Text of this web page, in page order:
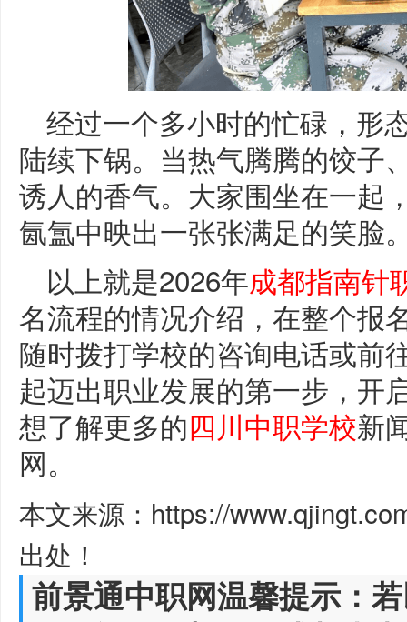
经过一个多小时的忙碌，形
陆续下锅。当热气腾腾的饺子
诱人的香气。大家围坐在一起
氤氲中映出一张张满足的笑脸
以上就是2026年成都指南针
名流程的情况介绍，在整个报
随时拨打学校的咨询电话或前
起迈出职业发展的第一步，开
想了解更多的四川中职学校新
网。
本文来源：https://
出处！
前景通中职网温馨提示：